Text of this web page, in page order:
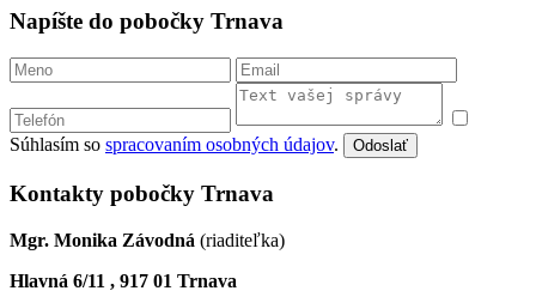
Napíšte do pobočky Trnava
Súhlasím so spracovaním osobných údajov. Odoslať
Kontakty pobočky Trnava
Mgr. Monika Závodná (riaditeľka)
Hlavná 6/11 , 917 01 Trnava